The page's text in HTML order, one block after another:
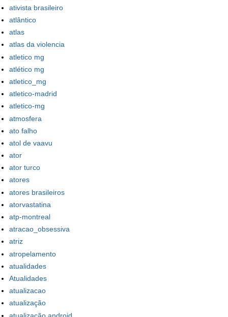
ativista brasileiro
atlântico
atlas
atlas da violencia
atletico mg
atlético mg
atletico_mg
atletico-madrid
atletico-mg
atmosfera
ato falho
atol de vaavu
ator
ator turco
atores
atores brasileiros
atorvastatina
atp-montreal
atracao_obsessiva
atriz
atropelamento
atualidades
Atualidades
atualizacao
atualização
atualização android